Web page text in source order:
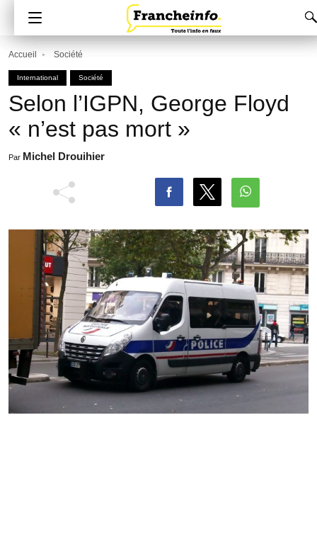
Accueil Société
International Société
Selon l’IGPN, George Floyd
« n’est pas mort »
Par Michel Drouihier